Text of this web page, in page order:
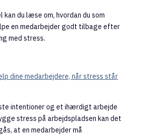
kan du læse om, hvordan du som
en medarbejder godt tilbage efter
med stress.
dine medarbejdere, når stress står
intentioner og et ihærdigt arbejde
stress på arbejdspladsen kan det
at en medarbejder må